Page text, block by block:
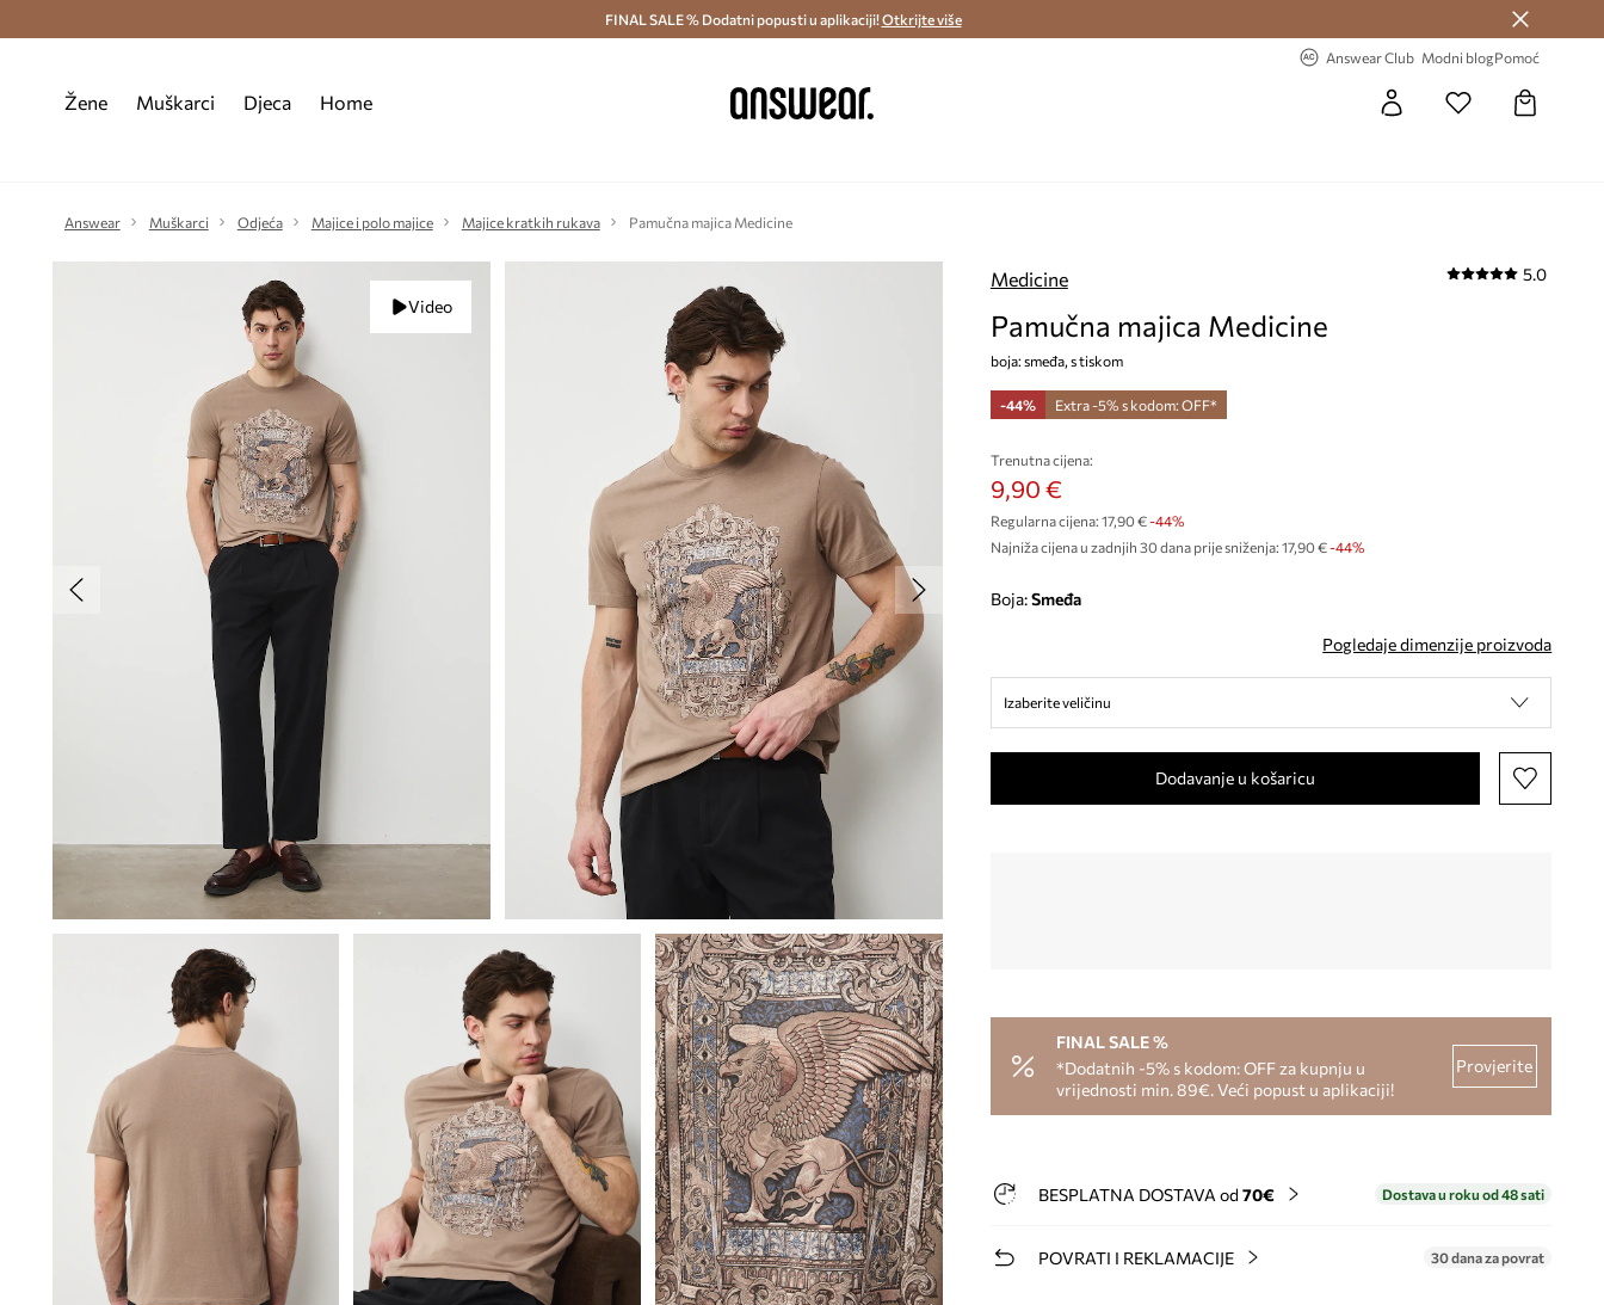
Besplatna dostava i povrat (od 70€) > Dostava u roku 48 sati >
FINAL SALE % Dodatni popusti u aplikaciji!Otkrijte više
Answear Club Modni blogPomoć
Žene Muškarci Djeca Home
Answear Muškarci Odjeća Majice i polo majice Majice kratkih rukava Pamučna majica Medicine
Video
Medicine 5.0
Pamučna majica Medicine
boja: smeđa, s tiskom
-44% Extra -5% s kodom: OFF*
Trenutna cijena:
9,90 €
Regularna cijena: 17,90 €-44%
Najniža cijena u zadnjih 30 dana prije sniženja: 17,90 € -44%
Boja: smeđa
Pogledaje dimenzije proizvoda
Izaberite veličinu
Dodavanje u košaricu
FINAL SALE %
*Dodatnih -5% s kodom: OFF za kupnju u
vrijednosti min. 89€. Veći popust u aplikaciji!
Provjerite
BESPLATNA DOSTAVA od 70€ Dostava u roku od 48 sati
POVRATI I REKLAMACIJE 30 dana za povrat